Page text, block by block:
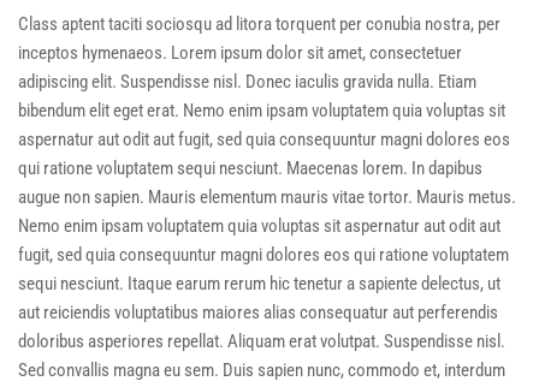
Class aptent taciti sociosqu ad litora torquent per conubia nostra, per
inceptos hymenaeos. Lorem ipsum dolor sit amet, consectetuer
adipiscing elit. Suspendisse nisl. Donec iaculis gravida nulla. Etiam
bibendum elit eget erat. Nemo enim ipsam voluptatem quia voluptas sit
aspernatur aut odit aut fugit, sed quia consequuntur magni dolores eos
qui ratione voluptatem sequi nesciunt. Maecenas lorem. In dapibus
augue non sapien. Mauris elementum mauris vitae tortor. Mauris metus.
Nemo enim ipsam voluptatem quia voluptas sit aspernatur aut odit aut
fugit, sed quia consequuntur magni dolores eos qui ratione voluptatem
sequi nesciunt. Itaque earum rerum hic tenetur a sapiente delectus, ut
aut reiciendis voluptatibus maiores alias consequatur aut perferendis
doloribus asperiores repellat. Aliquam erat volutpat. Suspendisse nisl.
Sed convallis magna eu sem. Duis sapien nunc, commodo et, interdum